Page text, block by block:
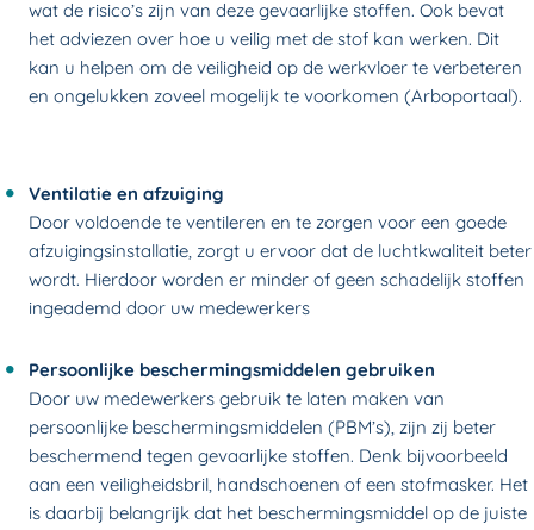
wat de risico’s zijn van deze gevaarlijke stoffen. Ook bevat
het adviezen over hoe u veilig met de stof kan werken. Dit
kan u helpen om de veiligheid op de werkvloer te verbeteren
en ongelukken zoveel mogelijk te voorkomen (Arboportaal).
Ventilatie en afzuiging
Door voldoende te ventileren en te zorgen voor een goede
afzuigingsinstallatie, zorgt u ervoor dat de luchtkwaliteit beter
wordt. Hierdoor worden er minder of geen schadelijk stoffen
ingeademd door uw medewerkers
Persoonlijke beschermingsmiddelen gebruiken
Door uw medewerkers gebruik te laten maken van
persoonlijke beschermingsmiddelen (PBM’s), zijn zij beter
beschermend tegen gevaarlijke stoffen. Denk bijvoorbeeld
aan een veiligheidsbril, handschoenen of een stofmasker. Het
is daarbij belangrijk dat het beschermingsmiddel op de juiste